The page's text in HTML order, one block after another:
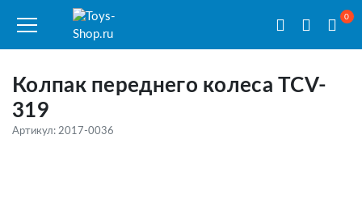
0
Колпак переднего колеса TCV-
319
Артикул: 2017-0036